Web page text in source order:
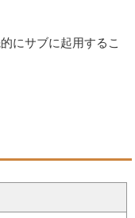
にサブに起用するこ